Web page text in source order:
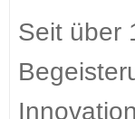
Seit über